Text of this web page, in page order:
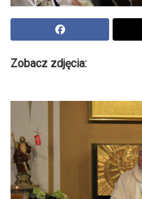
Zobacz zdjęcia: